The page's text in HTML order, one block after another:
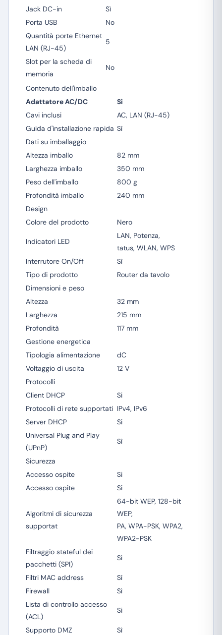
Jack DC-in
Sì
Porta USB
No
Quantità porte Ethernet
LAN (RJ-45)
5
Slot per la scheda di
memoria
No
Contenuto dell'imballo
Adattatore AC/DC
Sì
Cavi inclusi
AC, LAN (RJ-45)
Guida d'installazione rapida Sì
Dati su imballaggio
Altezza imballo
82 mm
Larghezza imballo
350 mm
Peso dell'imballo
800 g
Profondità imballo
240 mm
Design
Colore del prodotto
Nero
Indicatori LED
LAN, Potenza,
tatus, WLAN, WPS
Interrutore On/Off
Sì
Tipo di prodotto
Router da tavolo
Dimensioni e peso
Altezza
32 mm
Larghezza
215 mm
Profondità
117 mm
Gestione energetica
Tipologia alimentazione
dC
Voltaggio di uscita
12 V
Protocolli
Client DHCP
Si
Protocolli di rete supportati IPv4, IPv6
Server DHCP
Si
Universal Plug and Play
(UPnP)
Sì
Sicurezza
Accesso ospite
Si
Accesso ospite
Si
Algoritmi di sicurezza
supportat
64-bit WEP, 128-bit
WEP,
PA, WPA-PSK, WPA2,
WPA2-PSK
Filtraggio stateful dei
pacchetti (SPI)
Sì
Filtri MAC address
Sì
Firewall
Sì
Lista di controllo accesso
(ACL)
Si
Supporto DMZ
Sì